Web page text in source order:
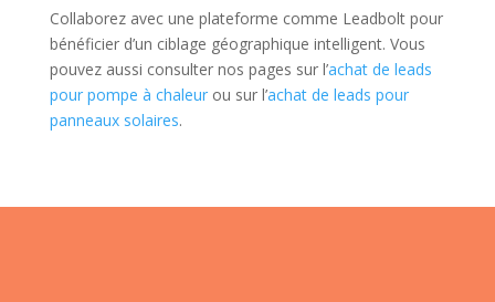
Collaborez avec une plateforme comme Leadbolt pour
bénéficier d’un ciblage géographique intelligent. Vous
pouvez aussi consulter nos pages sur l’achat de leads
pour pompe à chaleurou sur l’achat de leads pour
panneaux solaires.